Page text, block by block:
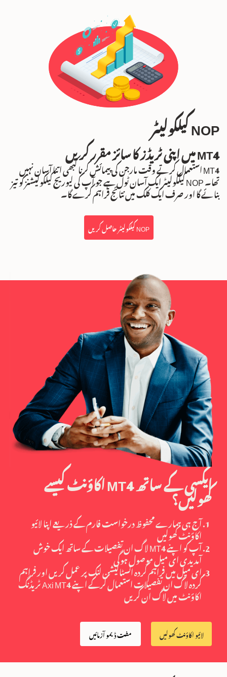
NOP کیلکولیٹر
MT4 میں اپنی ٹریڈز کا سائز مقرر کریں
MT4 استعمال کرتے وقت مارجن کی پیمائش کرنا کبھی اتنا آسان نہیں
تھا۔ NOP کیلکولیٹر ایک آسان ٹول ہے جو آپ کی لیوریج کیلکولیشنز کو تیز
بنائے گا اور صرف ایک کلک میں نتائج فراہم کرے گا۔
NOP کیلکولیٹر حاصل کریں
ایکسی کے ساتھ MT4 اکاؤنٹ کیسے کھولیں؟
آج ہی ہمارے محفوظ درخواست فارم کے ذریعے اپنا لائیو
اکاؤنٹ کھولیں
آپ کو اپنے MT4 لاگ ان تفصیلات کے ساتھ ایک خوش
آمدیدی ای میل موصول ہوگی
ای میل میں فراہم کردہ انسٹالیشن لنک پر عمل کریں اور فراہم
کردہ لاگ ان تفصیلات استعمال کرکے اپنے Axi MT4 ٹریڈنگ
اکاؤنٹ میں لاگ ان کریں
لائیو اکاؤنٹ کھولیں مفت ڈیمو آزمائیں